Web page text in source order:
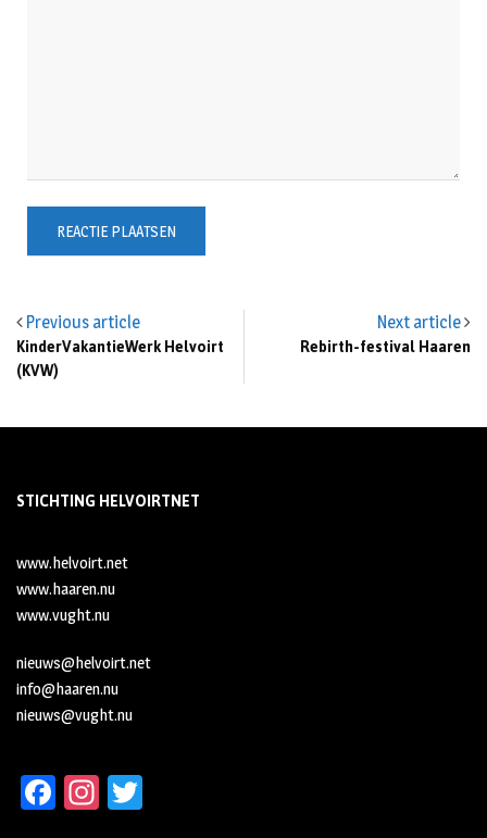
Previous article
KinderVakantieWerk Helvoirt
(KVW)
Next article
Rebirth-festival Haaren
STICHTING HELVOIRTNET
www.helvoirt.net
www.haaren.nu
www.vught.nu
nieuws@helvoirt.net
info@haaren.nu
nieuws@vught.nu
Fa In